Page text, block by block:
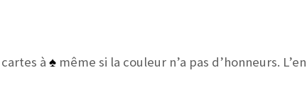
à ♠même si la couleur n’a pas d’honneurs.